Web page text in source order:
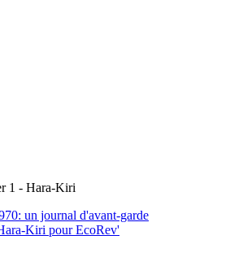
1 - Hara-Kiri
un journal d'avant-garde
Kiri pour EcoRev'